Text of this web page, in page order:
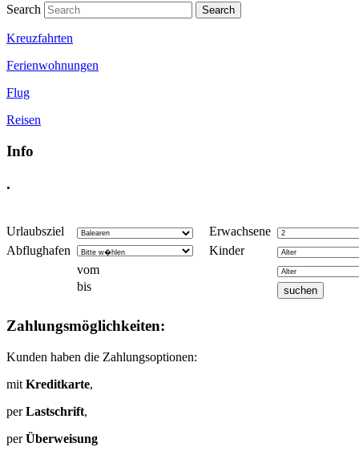
Search
Kreuzfahrten
Ferienwohnungen
Flug
Reisen
Info
.
Urlaubsziel
Erwachsene
Abflughafen
Kinder
vom
bis
Zahlungsmöglichkeiten:
Kunden haben die Zahlungsoptionen:
mit Kreditkarte,
perLastschrift,
perÜberweisung